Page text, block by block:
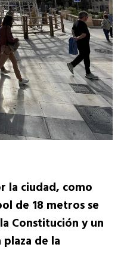
la ciudad, como
de 18 metros se
Constitución y un
de la